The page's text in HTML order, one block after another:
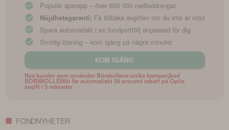
Populär sparapp – över 600 000 nedladdningar
Nöjdhetsgaranti: Få tillbaka avgiften om du inte är nöjd
Spara automatiskt i en fondportfölj anpassad för dig
Smidig lösning – kom igång på några minuter
KOM IGÅNG
Nya kunder som använder Börskollens unika kampanjkod
BORSKOLLEN50 får automatiskt 50 procent rabatt på Optis
avgift i 3 månader
FONDNYHETER